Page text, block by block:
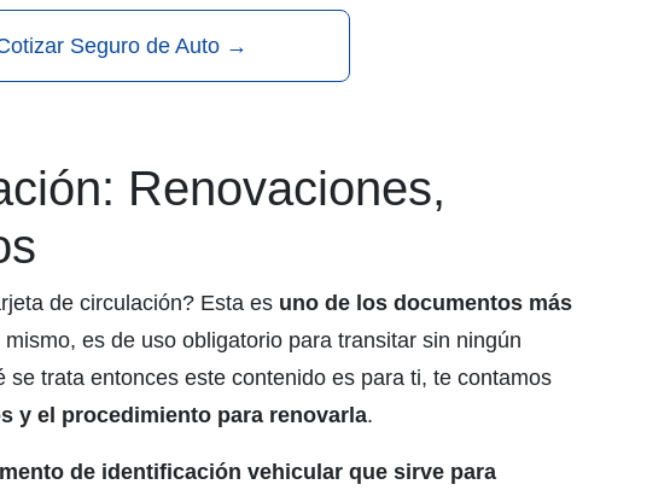
Seguro de Auto →
Renovaciones,
de circulación? Esta es uno de los documentos más
mismo, es de uso obligatorio para transitar sin ningún
se trata entonces este contenido es para ti, te contamos
y el procedimiento para renovarla.
de identificación vehicular que sirve para